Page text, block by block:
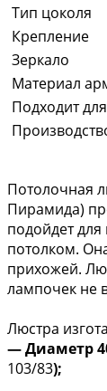
Тип цоколя
Крепление
Зеркало
Материал
Подходит
Потолочная
Пирамида)
подойдет
потолком.
прихожей.
лампочек не
Люстра
— Диаметр
103/83);